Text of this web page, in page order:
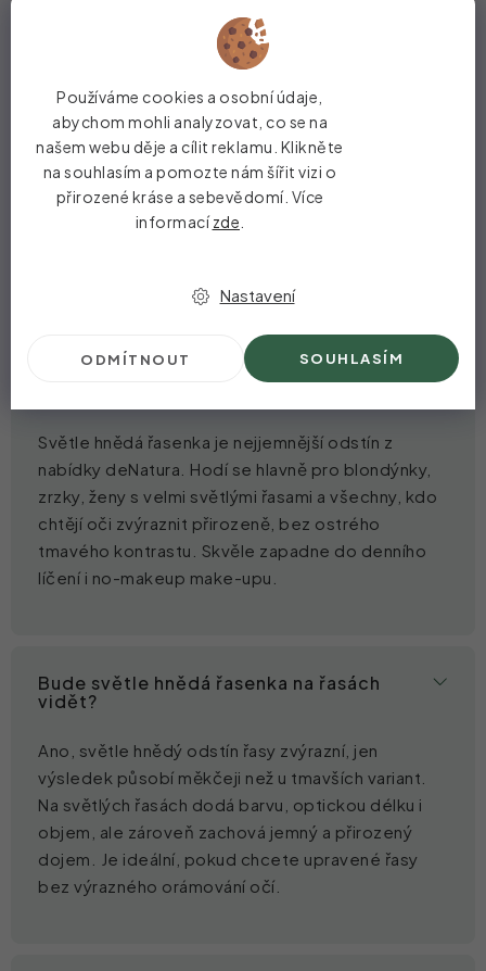
Používáme cookies a osobní údaje,
abychom mohli analyzovat, co se na
našem webu děje a cílit reklamu. Klikněte
na souhlasím a pomozte nám šířit vizi o
přirozené kráse a sebevědomí. Více
informacízde
Nastavení
ODMÍTNOUT SOUHLASÍM
Působí jako antioxidant, podporuje růstový cyklus,
posiluje oslabené folikuly řas a zabraňuje jejich
předčasnému vypadávání.
řasence
Světle hnědá řasenka je nejjemnější odstín z
nabídky deNatura. Hodí se hlavně pro blondýnky,
zrzky, ženy s velmi světlými řasami a všechny, kdo
chtějí oči zvýraznit přirozeně, bez ostrého
tmavého kontrastu. Skvěle zapadne do denního
líčení i no-makeup make-upu.
Bude světle hnědá řasenka na řasách
vidět?
Ano, světle hnědý odstín řasy zvýrazní, jen
výsledek působí měkčeji než u tmavších variant.
Na světlých řasách dodá barvu, optickou délku i
objem, ale zároveň zachová jemný a přirozený
dojem. Je ideální, pokud chcete upravené řasy
bez výrazného orámování očí.